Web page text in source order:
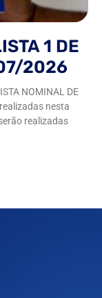
1 DE
2026
NOMINAL DE
nesta
realizadas